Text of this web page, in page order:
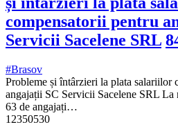
compensatorii pentru
Servicii Sacelene SRL
#Brasov
Probleme și întârzieri la plata salariilor
angajații SC Servicii Sacelene SRL La
63 de angajați…
12350530